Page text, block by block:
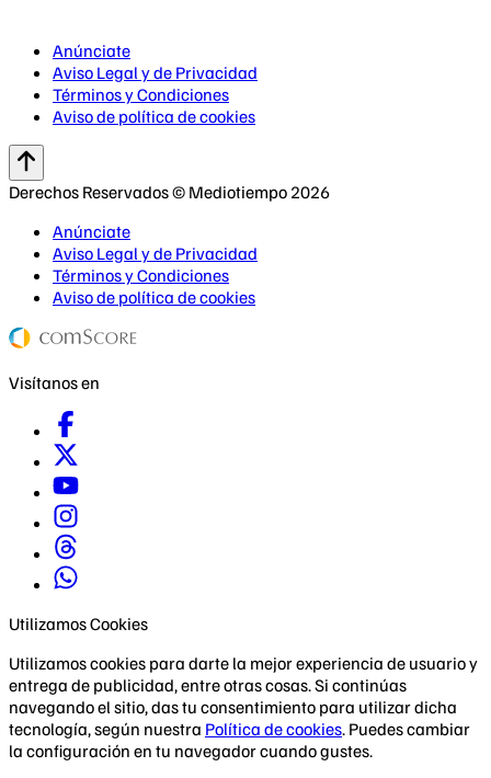
Anúnciate
Aviso Legal y de Privacidad
Términos y Condiciones
Aviso de política de cookies
Derechos Reservados © Mediotiempo 2026
Anúnciate
Aviso Legal y de Privacidad
Términos y Condiciones
Aviso de política de cookies
Visítanos en
Utilizamos Cookies
Utilizamos cookies para darte la mejor experiencia de usuario y
entrega de publicidad, entre otras cosas. Si continúas
navegando el sitio, das tu consentimiento para utilizar dicha
tecnología, según nuestra Política de cookies. Puedes cambiar
la configuración en tu navegador cuando gustes.